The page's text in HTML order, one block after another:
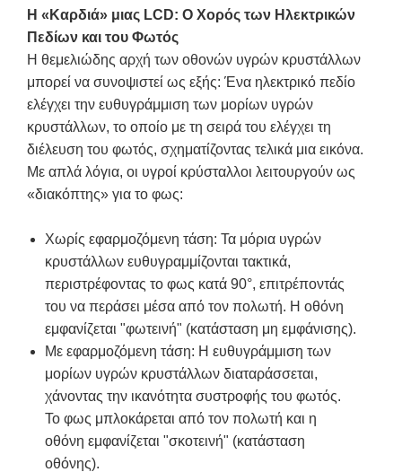
Η «Καρδιά» μιας LCD: Ο Χορός των Ηλεκτρικών
Πεδίων και του Φωτός
Η θεμελιώδης αρχή των οθονών υγρών κρυστάλλων
μπορεί να συνοψιστεί ως εξής: Ένα ηλεκτρικό πεδίο
ελέγχει την ευθυγράμμιση των μορίων υγρών
κρυστάλλων, το οποίο με τη σειρά του ελέγχει τη
διέλευση του φωτός, σχηματίζοντας τελικά μια εικόνα.
Με απλά λόγια, οι υγροί κρύσταλλοι λειτουργούν ως
«διακόπτης» για το φως:
Χωρίς εφαρμοζόμενη τάση: Τα μόρια υγρών
κρυστάλλων ευθυγραμμίζονται τακτικά,
περιστρέφοντας το φως κατά 90°, επιτρέποντάς
του να περάσει μέσα από τον πολωτή. Η οθόνη
εμφανίζεται "φωτεινή" (κατάσταση μη εμφάνισης).
Με εφαρμοζόμενη τάση: Η ευθυγράμμιση των
μορίων υγρών κρυστάλλων διαταράσσεται,
χάνοντας την ικανότητα συστροφής του φωτός.
Το φως μπλοκάρεται από τον πολωτή και η
οθόνη εμφανίζεται "σκοτεινή" (κατάσταση
οθόνης).